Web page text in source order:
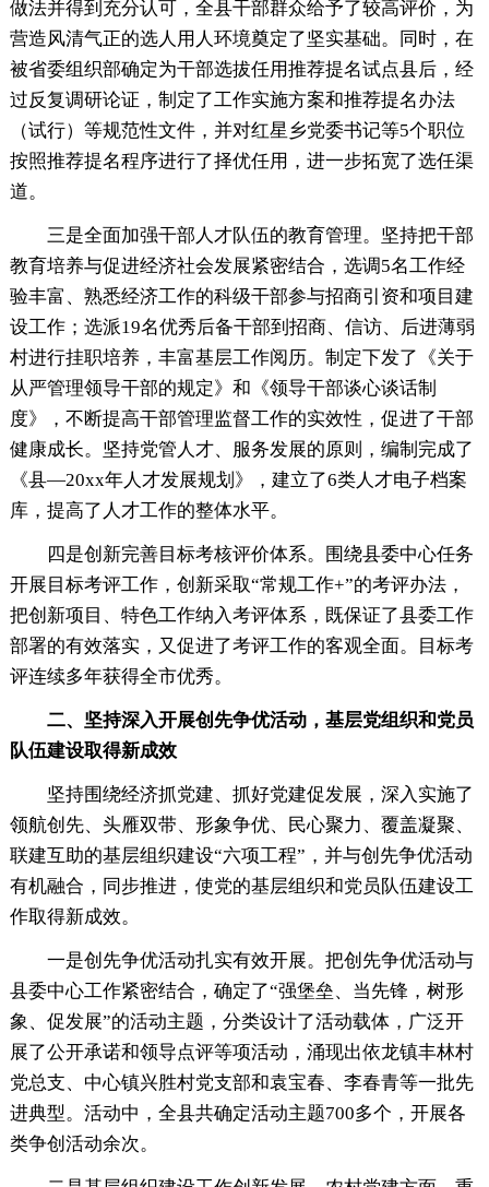
做法并得到充分认可，全县干部群众给予了较高评价，为
营造风清气正的选人用人环境奠定了坚实基础。同时，在
被省委组织部确定为干部选拔任用推荐提名试点县后，经
过反复调研论证，制定了工作实施方案和推荐提名办法
（试行）等规范性文件，并对红星乡党委书记等5个职位
按照推荐提名程序进行了择优任用，进一步拓宽了选任渠
道。
三是全面加强干部人才队伍的教育管理。坚持把干部
教育培养与促进经济社会发展紧密结合，选调5名工作经
验丰富、熟悉经济工作的科级干部参与招商引资和项目建
设工作；选派19名优秀后备干部到招商、信访、后进薄弱
村进行挂职培养，丰富基层工作阅历。制定下发了《关于
从严管理领导干部的规定》和《领导干部谈心谈话制
度》，不断提高干部管理监督工作的实效性，促进了干部
健康成长。坚持党管人才、服务发展的原则，编制完成了
《县—20xx年人才发展规划》，建立了6类人才电子档案
库，提高了人才工作的整体水平。
四是创新完善目标考核评价体系。围绕县委中心任务
开展目标考评工作，创新采取“常规工作+”的考评办法，
把创新项目、特色工作纳入考评体系，既保证了县委工作
部署的有效落实，又促进了考评工作的客观全面。目标考
评连续多年获得全市优秀。
二、坚持深入开展创先争优活动，基层党组织和党员
队伍建设取得新成效
坚持围绕经济抓党建、抓好党建促发展，深入实施了
领航创先、头雁双带、形象争优、民心聚力、覆盖凝聚、
联建互助的基层组织建设“六项工程”，并与创先争优活动
有机融合，同步推进，使党的基层组织和党员队伍建设工
作取得新成效。
一是创先争优活动扎实有效开展。把创先争优活动与
县委中心工作紧密结合，确定了“强堡垒、当先锋，树形
象、促发展”的活动主题，分类设计了活动载体，广泛开
展了公开承诺和领导点评等项活动，涌现出依龙镇丰林村
党总支、中心镇兴胜村党支部和袁宝春、李春青等一批先
进典型。活动中，全县共确定活动主题700多个，开展各
类争创活动余次。